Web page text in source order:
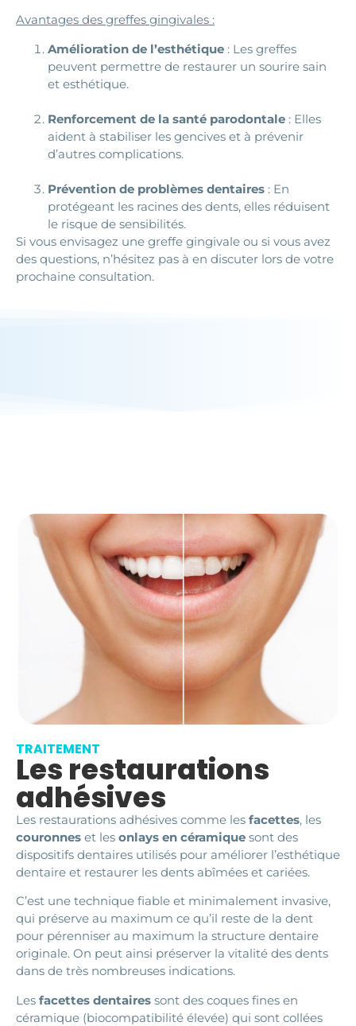
Avantages des greffes gingivales :
Amélioration de l’esthétique : Les greffes
peuvent permettre de restaurer un sourire sain
et esthétique.
Renforcement de la santé parodontale : Elles
aident à stabiliser les gencives et à prévenir
d’autres complications.
Prévention de problèmes dentaires : En
protégeant les racines des dents, elles réduisent
le risque de sensibilités.
Si vous envisagez une greffe gingivale ou si vous avez
des questions, n’hésitez pas à en discuter lors de votre
prochaine consultation.
TRAITEMENT
Les restaurations
adhésives
Les restaurations adhésives comme les facettes, les
couronnes et les onlays en céramique sont des
dispositifs dentaires utilisés pour améliorer l’esthétique
dentaire et restaurer les dents abîmées et cariées.
C’est une technique fiable et minimalement invasive,
qui préserve au maximum ce qu’il reste de la dent
pour pérenniser au maximum la structure dentaire
originale. On peut ainsi préserver la vitalité des dents
dans de très nombreuses indications.
Les facettes dentaires sont des coques fines en
céramique (biocompatibilité élevée) qui sont collées